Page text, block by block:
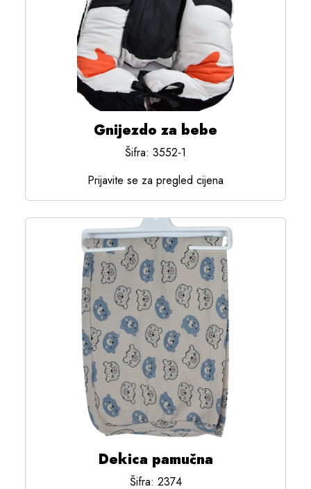
Gnijezdo za bebe
Šifra: 3552-1
Prijavite se za pregled cijena
Dekica pamučna
Šifra: 2374